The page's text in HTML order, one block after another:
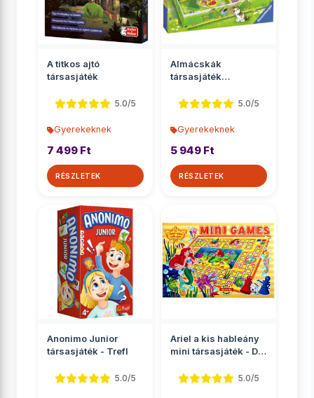
A titkos ajtó
társasjáték
5.0/5
Gyerekeknek
7 499 Ft
RÉSZLETEK
Almácskák
társasjáték
Ravensburger 5.0/5
Gyerekeknek
5 949 Ft
RÉSZLETEK
Anonimo Junior
társasjáték - Trefl
5.0/5
Ariel a kis hableány
mini társasjáték - D-
5.0/5